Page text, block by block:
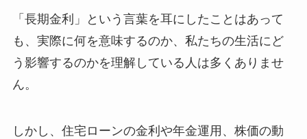
「長期金利」という言葉を耳にしたことはあって
も、実際に何を意味するのか、私たちの生活にど
う影響するのかを理解している人は多くありませ
ん。
しかし、住宅ローンの金利や年金運用、株価の動